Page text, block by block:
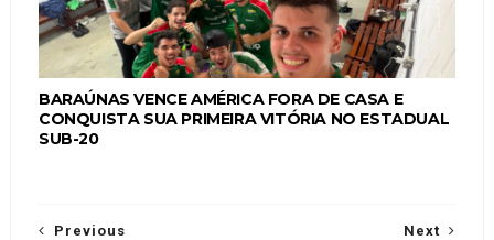
BARAÚNAS VENCE AMÉRICA FORA DE CASA E
CONQUISTA SUA PRIMEIRA VITÓRIA NO ESTADUAL
SUB-20
Next
Previous